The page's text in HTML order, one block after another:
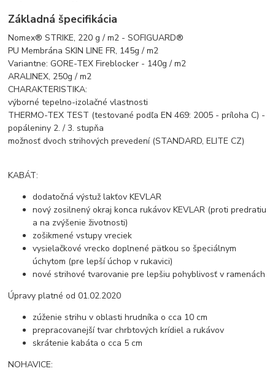
Základná špecifikácia
Nomex® STRIKE, 220 g / m2 - SOFIGUARD®
PU Membrána SKIN LINE FR, 145g / m2
Variantne: GORE-TEX Fireblocker - 140g / m2
ARALINEX, 250g / m2
CHARAKTERISTIKA:
výborné tepelno-izolačné vlastnosti
THERMO-TEX TEST (testované podľa EN 469: 2005 - príloha C) -
popáleniny 2. / 3. stupňa
možnosť dvoch strihových prevedení (STANDARD, ELITE CZ)
KABÁT:
dodatočná výstuž lakťov KEVLAR
nový zosilnený okraj konca rukávov KEVLAR (proti predratiu
a na zvýšenie životnosti)
zošikmené vstupy vreciek
vysielačkové vrecko doplnené pätkou so špeciálnym
úchytom (pre lepší úchop v rukavici)
nové strihové tvarovanie pre lepšiu pohyblivosť v ramenách
Úpravy platné od 01.02.2020
zúženie strihu v oblasti hrudníka o cca 10 cm
prepracovanejší tvar chrbtových krídiel a rukávov
skrátenie kabáta o cca 5 cm
NOHAVICE: